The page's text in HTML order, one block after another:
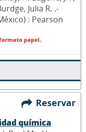
Julia R. .-
: Pearson
papel.
Reservar
química